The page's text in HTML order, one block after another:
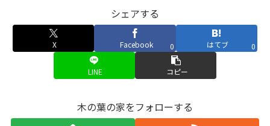
シェアする
X Facebook 0 はてブ 0
LINE コピー
木の葉の家をフォローする